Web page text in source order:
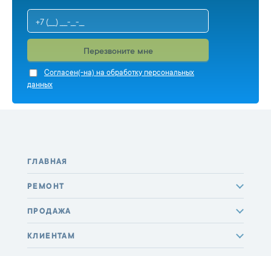
Перезвоните мне
Cогласен(-на) на обработку персональных
данных
ГЛАВНАЯ
РЕМОНТ
ПРОДАЖА
КЛИЕНТАМ